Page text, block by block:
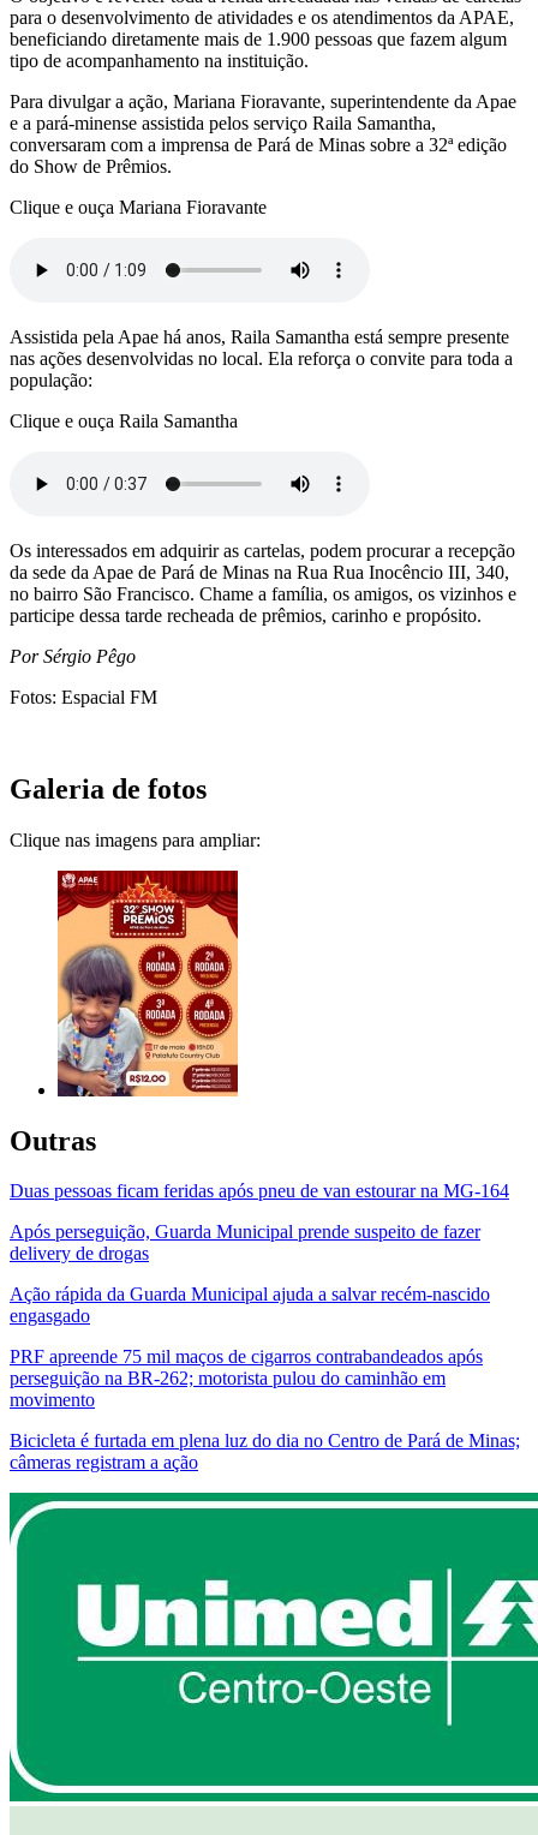
para o desenvolvimento de atividades e os atendimentos da APAE,
beneficiando diretamente mais de 1.900 pessoas que fazem algum
tipo de acompanhamento na instituição.
Para divulgar a ação, Mariana Fioravante, superintendente da Apae
e a pará-minense assistida pelos serviço Raila Samantha,
conversaram com a imprensa de Pará de Minas sobre a 32ª edição
do Show de Prêmios.
Clique e ouça Mariana Fioravante
Assistida pela Apae há anos, Raila Samantha está sempre presente
nas ações desenvolvidas no local. Ela reforça o convite para toda a
população:
Clique e ouça Raila Samantha
Os interessados em adquirir as cartelas, podem procurar a recepção
da sede da Apae de Pará de Minas na Rua Rua Inocêncio III, 340,
no bairro São Francisco. Chame a família, os amigos, os vizinhos e
participe dessa tarde recheada de prêmios, carinho e propósito.
Por Sérgio Pêgo
Fotos: Espacial FM
Galeria de fotos
Clique nas imagens para ampliar:
Outras
Duas pessoas ficam feridas após pneu de van estourar na MG-164
Após perseguição, Guarda Municipal prende suspeito de fazer
delivery de drogas
Ação rápida da Guarda Municipal ajuda a salvar recém-nascido
engasgado
PRF apreende 75 mil maços de cigarros contrabandeados após
perseguição na BR-262; motorista pulou do caminhão em
movimento
Bicicleta é furtada em plena luz do dia no Centro de Pará de Minas;
câmeras registram a ação